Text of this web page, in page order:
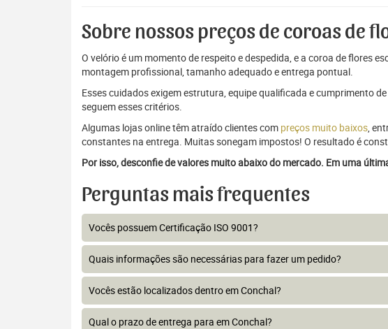
Sobre nossos preços de coroas de
O velório é um momento de respeito e despedida, e a coroa de flores
montagem profissional, tamanho adequado e entrega pontual.
Esses cuidados exigem estrutura, equipe qualificada e cumprimento
seguem esses critérios.
Algumas lojas online têm atraído clientes com preços muito baixos,
constantes na entrega. Muitas sonegam impostos! O resultado é
Por isso, desconfie de valores muito abaixo do mercado. Em uma
Perguntas mais frequentes
Vocês possuem Certificação ISO 9001?
Quais informações são necessárias para fazer um pedido?
Vocês estão localizados dentro em Conchal?
Qual o prazo de entrega para em Conchal?